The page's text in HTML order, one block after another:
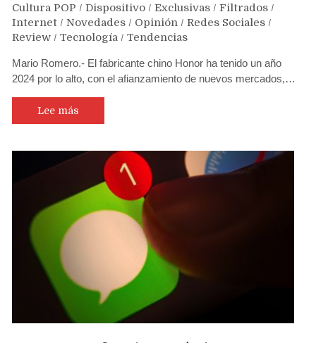
Cultura POP / Dispositivo / Exclusivas / Filtrados /
Internet / Novedades / Opinión / Redes Sociales /
Review / Tecnología / Tendencias
Mario Romero.- El fabricante chino Honor ha tenido un año
2024 por lo alto, con el afianzamiento de nuevos mercados,…
Lee más